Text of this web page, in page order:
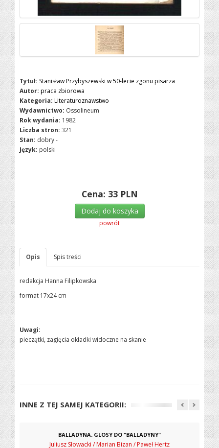
Tytuł: Stanisław Przybyszewski w 50-lecie zgonu pisarza
Autor: praca zbiorowa
Kategoria: Literaturoznawstwo
Wydawnictwo: Ossolineum
Rok wydania: 1982
Liczba stron: 321
Stan: dobry -
Język: polski
Cena: 33 PLN
Dodaj do koszyka
powrót
Opis Spis treści
redakcja Hanna Filipkowska
format 17x24 cm
Uwagi:
pieczątki, zagięcia okładki widoczne na skanie
INNE Z TEJ SAMEJ KATEGORII:
BALLADYNA. GLOSY DO "BALLADYNY"
Juliusz Słowacki / Marian Bizan / Paweł Hertz